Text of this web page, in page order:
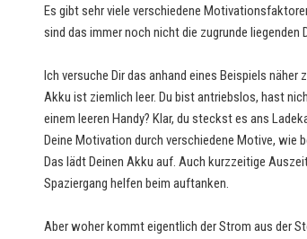
Es gibt sehr viele verschiedene
sind das immer noch nicht die zugrunde liegenden
Ich versuche Dir das anhand eines Beispiels näher
Akku ist ziemlich leer. Du bist antriebslos, hast
einem leeren Handy? Klar, du steckst es ans
Deine Motivation durch verschiedene Motive, wie
Das lädt Deinen Akku auf. Auch kurzzeitige
Spaziergang helfen beim auftanken.
Aber woher kommt eigentlich der Strom aus der